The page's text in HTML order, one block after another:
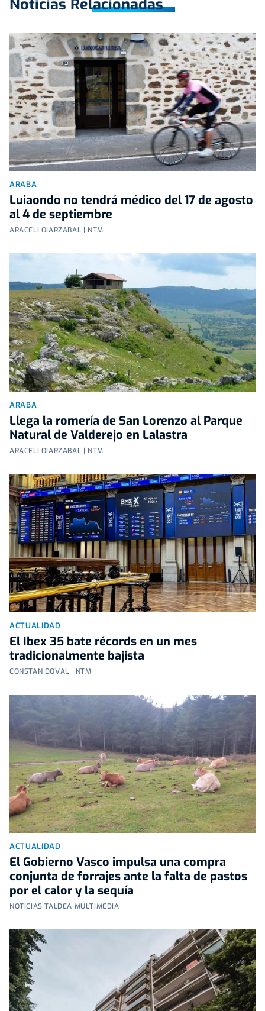
Noticias Relacionadas
ARABA
Luiaondo no tendrá médico del 17 de agosto
al 4 de septiembre
ARACELI OIARZABAL | NTM
ARABA
Llega la romería de San Lorenzo al Parque
Natural de Valderejo en Lalastra
ARACELI OIARZABAL | NTM
ACTUALIDAD
El Ibex 35 bate récords en un mes
tradicionalmente bajista
CONSTAN DOVAL | NTM
ACTUALIDAD
El Gobierno Vasco impulsa una compra
conjunta de forrajes ante la falta de pastos
por el calor y la sequía
NOTICIAS TALDEA MULTIMEDIA